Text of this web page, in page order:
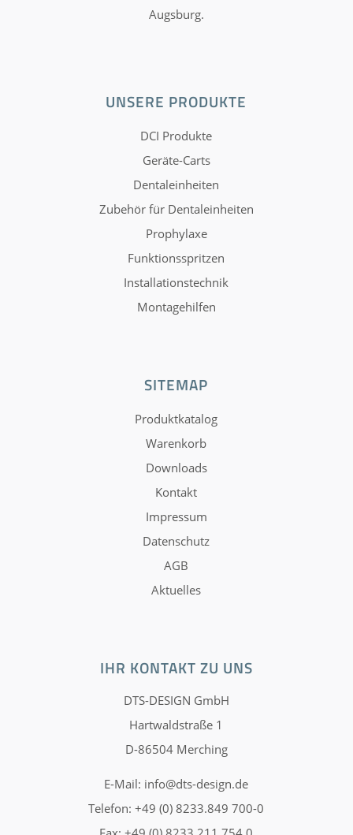
Augsburg.
UNSERE PRODUKTE
DCI Produkte
Geräte-Carts
Dentaleinheiten
Zubehör für Dentaleinheiten
Prophylaxe
Funktionsspritzen
Installationstechnik
Montagehilfen
SITEMAP
Produktkatalog
Warenkorb
Downloads
Kontakt
Impressum
Datenschutz
AGB
Aktuelles
IHR KONTAKT ZU UNS
DTS-DESIGN GmbH
Hartwaldstraße 1
D-86504 Merching
E-Mail: info@dts-design.de
Telefon: +49 (0) 8233.849 700-0